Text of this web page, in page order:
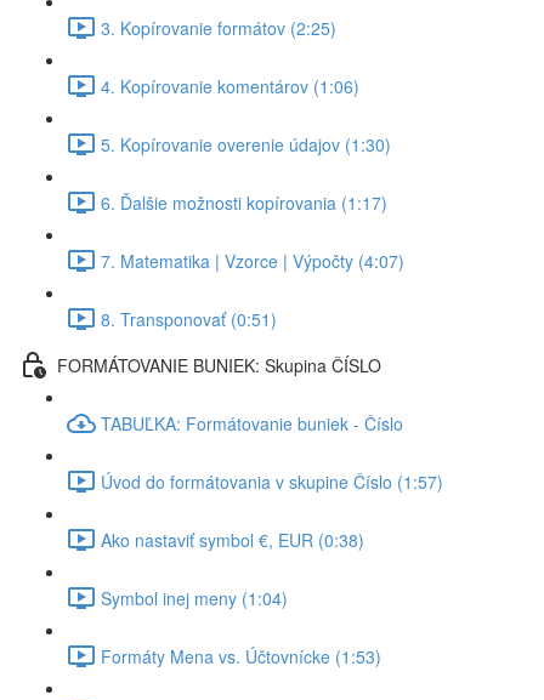
3. Kopírovanie formátov (2:25)
4. Kopírovanie komentárov (1:06)
5. Kopírovanie overenie údajov (1:30)
6. Ďalšie možnosti kopírovania (1:17)
7. Matematika | Vzorce | Výpočty (4:07)
8. Transponovať (0:51)
FORMÁTOVANIE BUNIEK: Skupina ČÍSLO
TABUĽKA: Formátovanie buniek - Číslo
Úvod do formátovania v skupine Číslo (1:57)
Ako nastaviť symbol €, EUR (0:38)
Symbol inej meny (1:04)
Formáty Mena vs. Účtovnícke (1:53)